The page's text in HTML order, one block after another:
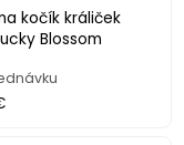
kočík králiček
Blossom